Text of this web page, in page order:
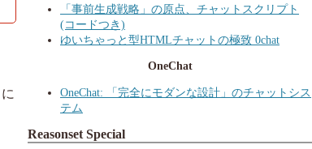
に
「事前生成戦略」の原点、チャットスクリプト
(コードつき)
ゆいちゃっと型HTMLチャットの極致 0chat
OneChat
OneChat: 「完全にモダンな設計」のチャットシス
テム
Reasonset Special